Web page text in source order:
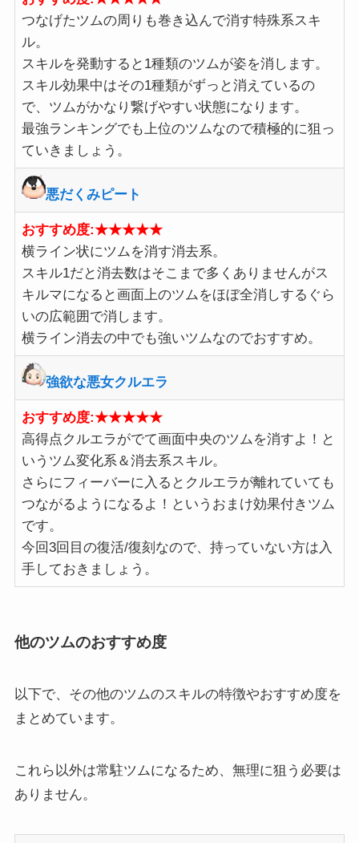
つなげたツムの周りも巻き込んで消す特殊系スキ
ル。
スキルを発動すると1種類のツムが姿を消します。
スキル効果中はその1種類がずっと消えているの
で、ツムがかなり繋げやすい状態になります。
最強ランキングでも上位のツムなので積極的に狙っ
ていきましょう。
悪だくみピート
おすすめ度:★★★★★
横ライン状にツムを消す消去系。
スキル1だと消去数はそこまで多くありませんがス
キルマになると画面上のツムをほぼ全消しするぐら
いの広範囲で消します。
横ライン消去の中でも強いツムなのでおすすめ。
強欲な悪女クルエラ
おすすめ度:★★★★★
高得点クルエラがでて画面中央のツムを消すよ！と
いうツム変化系＆消去系スキル。
さらにフィーバーに入るとクルエラが離れていても
つながるようになるよ！というおまけ効果付きツム
です。
今回3回目の復活/復刻なので、持っていない方は入
手しておきましょう。
他のツムのおすすめ度
以下で、その他のツムのスキルの特徴やおすすめ度を
まとめています。
これら以外は常駐ツムになるため、無理に狙う必要は
ありません。